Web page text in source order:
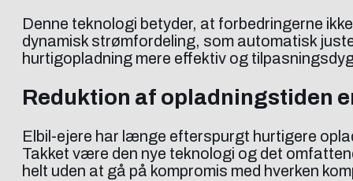
Denne teknologi betyder, at forbedringerne
dynamisk strømfordeling, som automatisk
hurtigopladning mere effektiv og
Reduktion af opladningstiden
Elbil-ejere har længe efterspurgt hurtigere
Takket være den nye teknologi og det
helt uden at gå på kompromis med hverken